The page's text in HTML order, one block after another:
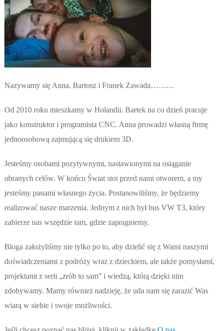
Nazywamy się Anna, Bartosz i Franek Zawada………
Od 2010 roku mieszkamy w Holandii. Bartek na co dzień pracuje
jako konstruktor i programista CNC. Anna prowadzi własną firmę
jednoosobową zajmującą się drukiem 3D.
Jesteśmy osobami pozytywnymi, nastawionymi na osiąganie
obranych celów. W końcu Świat stoi przed nami otworem, a my
jesteśmy panami własnego życia. Postanowiliśmy, że będziemy
realizować nasze marzenia. Jednym z nich był bus VW T3, który
zabierze nas wszędzie tam, gdzie zapragniemy.
Bloga założyliśmy nie tylko po to, aby dzielić się z Wami naszymi
doświadczeniami z podróży wraz z dzieckiem, ale także pomysłami,
projektami z serii „zrób to sam” i wiedzą, którą dzięki nim
zdobywamy. Mamy również nadzieję, że uda nam się zarazić Was
wiarą w siebie i swoje możliwości.